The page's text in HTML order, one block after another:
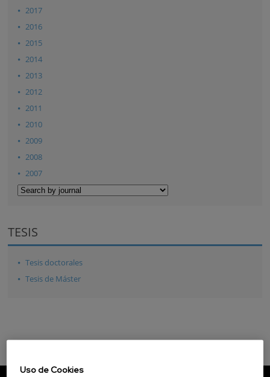
2017
2016
2015
2014
2013
2012
2011
2010
2009
2008
2007
TESIS
Tesis doctorales
Tesis de Máster
Uso de Cookies